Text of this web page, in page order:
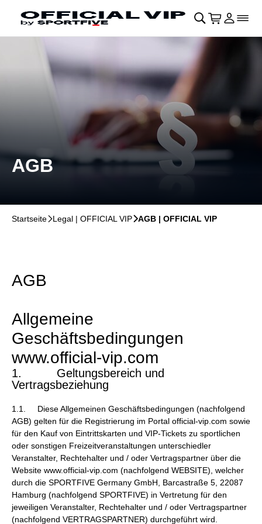
Navigation überspringen􀄫
􀊫 􀍩 Login
􀉩􀌇
AGB
Startseite􀆊Legal | OFFICIAL VIP􀆊AGB | OFFICIAL VIP
AGB
Allgemeine
Geschäftsbedingungen
www.official-vip.com
1. Geltungsbereich und
Vertragsbeziehung
1.1. Diese Allgemeinen Geschäftsbedingungen (nachfolgend
AGB) gelten für die Registrierung im Portal official-vip.com sowie
für den Kauf von Eintrittskarten und VIP-Tickets zu sportlichen
oder sonstigen Freizeitveranstaltungen unterschiedler
Veranstalter, Rechtehalter und / oder Vertragspartner über die
Website www.official-vip.com (nachfolgend WEBSITE), welcher
durch die SPORTFIVE Germany GmbH, Barcastraße 5, 22087
Hamburg (nachfolgend SPORTFIVE) in Vertretung für den
jeweiligen Veranstalter, Rechtehalter und / oder Vertragspartner
(nachfolgend VERTRAGSPARTNER) durchgeführt wird.